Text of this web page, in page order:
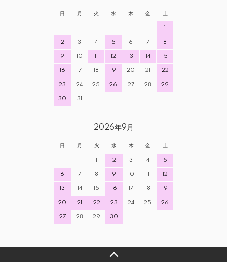
日 月 火 水 木 金 土
1
2 3 4 5 6 7 8
9 10 11 12 13 14 15
16 17 18 19 20 21 22
23 24 25 26 27 28 29
30 31
2026年9月
日 月 火 水 木 金 土
1 2 3 4 5
6 7 8 9 10 11 12
13 14 15 16 17 18 19
20 21 22 23 24 25 26
27 28 29 30